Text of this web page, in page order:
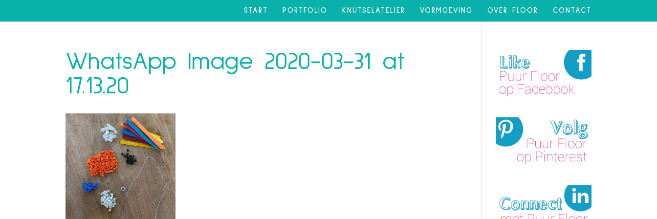
START PORTFOLIO KNUTSELATELIER VORMGEVING OVER FLOOR CONTACT
WhatsApp Image 2020-03-31 at
17.13.20